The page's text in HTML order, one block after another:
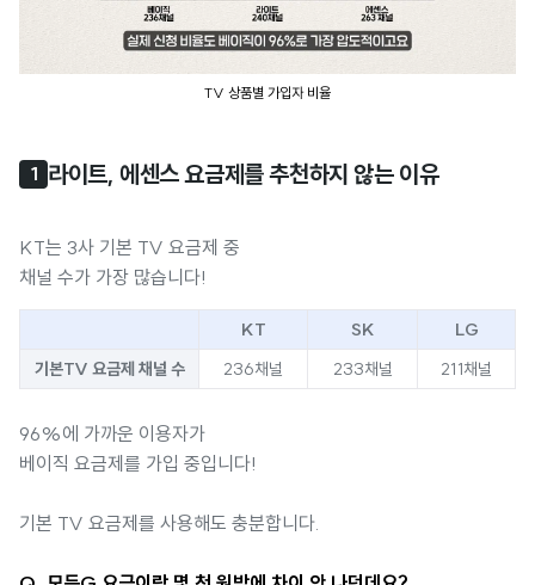
TV 상품별 가입자 비율
1 라이트, 에센스 요금제를 추천하지 않는 이유
KT는 3사 기본 TV 요금제 중
채널 수가 가장 많습니다!
KT SK
LG
기본TV 요금제 채널 수
236채널 233채널 211채널
96%에 가까운 이용자가
베이직 요금제를 가입 중입니다!
기본 TV 요금제를 사용해도 충분합니다.